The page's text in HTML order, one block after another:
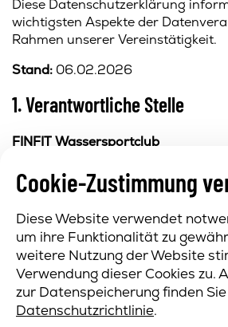
Cookie-Zustimmung
Diese Website verwendet
um ihre Funktionalität zu
weitere Nutzung der Website
Verwendung dieser Cookies zu.
zur Datenspeicherung finden
Datenschutzrichtlinie.
Diese Datenschutzerklärung
wichtigsten Aspekte der
Rahmen unserer Vereinstätigkeit.
Stand: 06.02.2026
1. Verantwortliche Stelle
FINFIT Wassersportclub
8401 Kalsdorf bei Graz
Steiermark, Österreich
Telefon:
+43 664 / 50 52 773
E-Mail:
info@finfit-club.at
2. Zwecke der Verarbeitung
Die von Ihnen zur Verfügung